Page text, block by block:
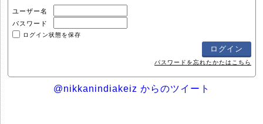
ユーザー名
パスワード
ログイン状態を保存
パスワードを忘れたかたはこちら
@nikkanindiakeiz からのツイート